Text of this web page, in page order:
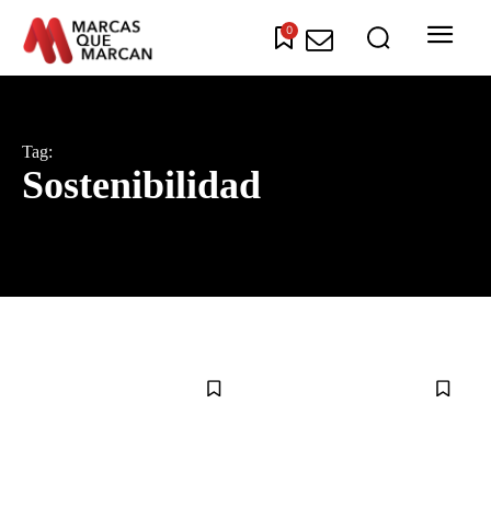
0
Tag:
Sostenibilidad